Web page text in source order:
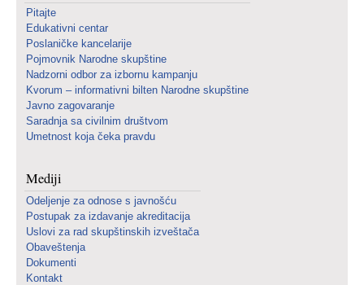
Pitajte
Edukativni centar
Poslaničke kancelarije
Pojmovnik Narodne skupštine
Nadzorni odbor za izbornu kampanju
Kvorum – informativni bilten Narodne skupštine
Javno zagovaranje
Saradnja sa civilnim društvom
Umetnost koja čeka pravdu
Mediji
Odeljenje za odnose s javnošću
Postupak za izdavanje akreditacija
Uslovi za rad skupštinskih izveštača
Obaveštenja
Dokumenti
Kontakt